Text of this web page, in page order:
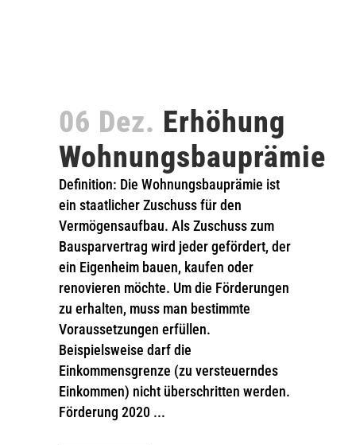
06 Dez. Erhöhung
Wohnungsbauprämie
Definition: Die Wohnungsbauprämie ist
ein staatlicher Zuschuss für den
Vermögensaufbau. Als Zuschuss zum
Bausparvertrag wird jeder gefördert, der
ein Eigenheim bauen, kaufen oder
renovieren möchte. Um die Förderungen
zu erhalten, muss man bestimmte
Voraussetzungen erfüllen.
Beispielsweise darf die
Einkommensgrenze (zu versteuerndes
Einkommen) nicht überschritten werden.
Förderung 2020 ...